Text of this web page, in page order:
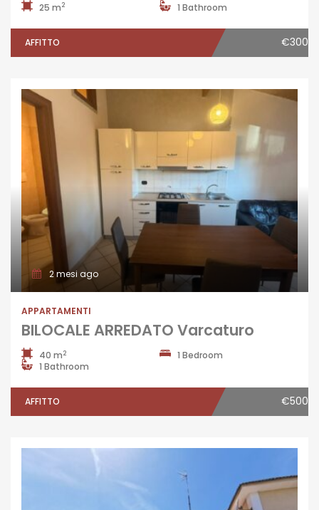
25 m2 1 Bathroom
AFFITTO €300
2 mesi ago
APPARTAMENTI
BILOCALE ARREDATO Varcaturo
40 m2
1 Bedroom
1 Bathroom
AFFITTO €500